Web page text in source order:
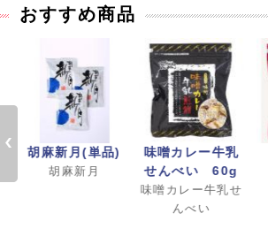
おすすめ商品
胡麻新月(単品)
胡麻新月
味噌カレー牛乳
せんべい 60g
味噌カレー牛乳せ
んべい